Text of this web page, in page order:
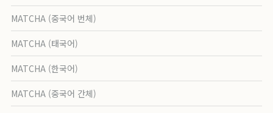
MATCHA (중국어 번체)
MATCHA (태국어)
MATCHA (한국어)
MATCHA (중국어 간체)